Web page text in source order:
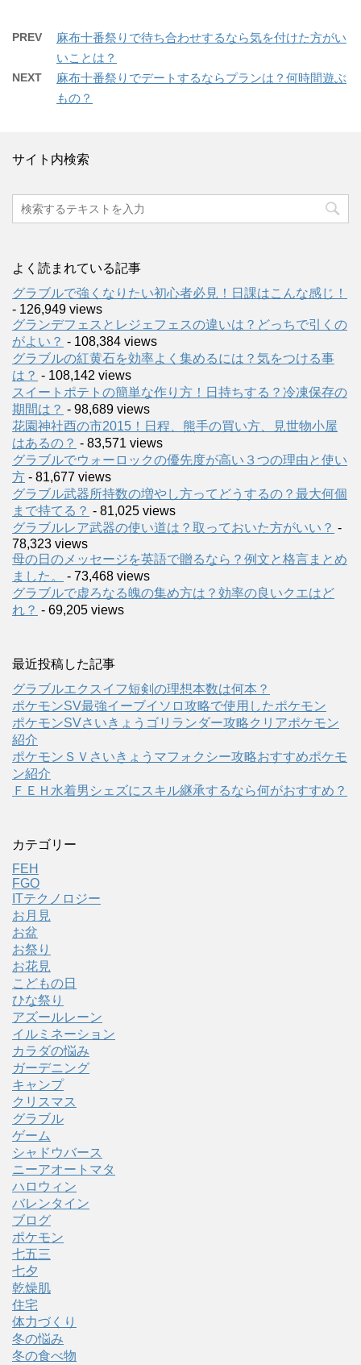
PREV
麻布十番祭りで待ち合わせするなら気を付けた方がい
いことは？
NEXT
麻布十番祭りでデートするならプランは？何時間遊ぶ
もの？
サイト内検索
よく読まれている記事
グラブルで強くなりたい初心者必見！日課はこんな感じ！
- 126,949 views
グランデフェスとレジェフェスの違いは？どっちで引くの
がよい？ - 108,384 views
グラブルの紅黄石を効率よく集めるには？気をつける事
は？ - 108,142 views
スイートポテトの簡単な作り方！日持ちする？冷凍保存の
期間は？ - 98,689 views
花園神社酉の市2015！日程、熊手の買い方、見世物小屋
はあるの？ - 83,571 views
グラブルでウォーロックの優先度が高い３つの理由と使い
方 - 81,677 views
グラブル武器所持数の増やし方ってどうするの？最大何個
まで持てる？ - 81,025 views
グラブルレア武器の使い道は？取っておいた方がいい？ -
78,323 views
母の日のメッセージを英語で贈るなら？例文と格言まとめ
ました。
- 73,468 views
グラブルで虚ろなる魄の集め方は？効率の良いクエはど
れ？ - 69,205 views
最近投稿した記事
グラブルエクスイフ短剣の理想本数は何本？
ポケモンSV最強イーブイソロ攻略で使用したポケモン
ポケモンSVさいきょうゴリランダー攻略クリアポケモン
紹介
ポケモンＳＶさいきょうマフォクシー攻略おすすめポケモ
ン紹介
ＦＥＨ水着男シェズにスキル継承するなら何がおすすめ？
カテゴリー
FEH
FGO
ITテクノロジー
お月見
お盆
お祭り
お花見
こどもの日
ひな祭り
アズールレーン
イルミネーション
カラダの悩み
ガーデニング
キャンプ
クリスマス
グラブル
ゲーム
シャドウバース
ニーアオートマタ
ハロウィン
バレンタイン
ブログ
ポケモン
七五三
七夕
乾燥肌
住宅
体力づくり
冬の悩み
冬の食べ物